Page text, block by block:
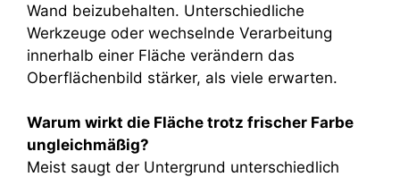
Wand beizubehalten. Unterschiedliche
Werkzeuge oder wechselnde Verarbeitung
innerhalb einer Fläche verändern das
Oberflächenbild stärker, als viele erwarten.
Warum wirkt die Fläche trotz frischer Farbe
ungleichmäßig?
Meist saugt der Untergrund unterschiedlich